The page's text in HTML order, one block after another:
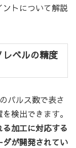
トについて解説
ベルの精度
パルス数で表さ
検出できます。
加工に対応する
が開発されてい